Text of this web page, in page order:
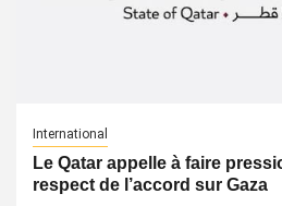
International
Le Qatar appelle à faire
respect de l’accord sur Gaza